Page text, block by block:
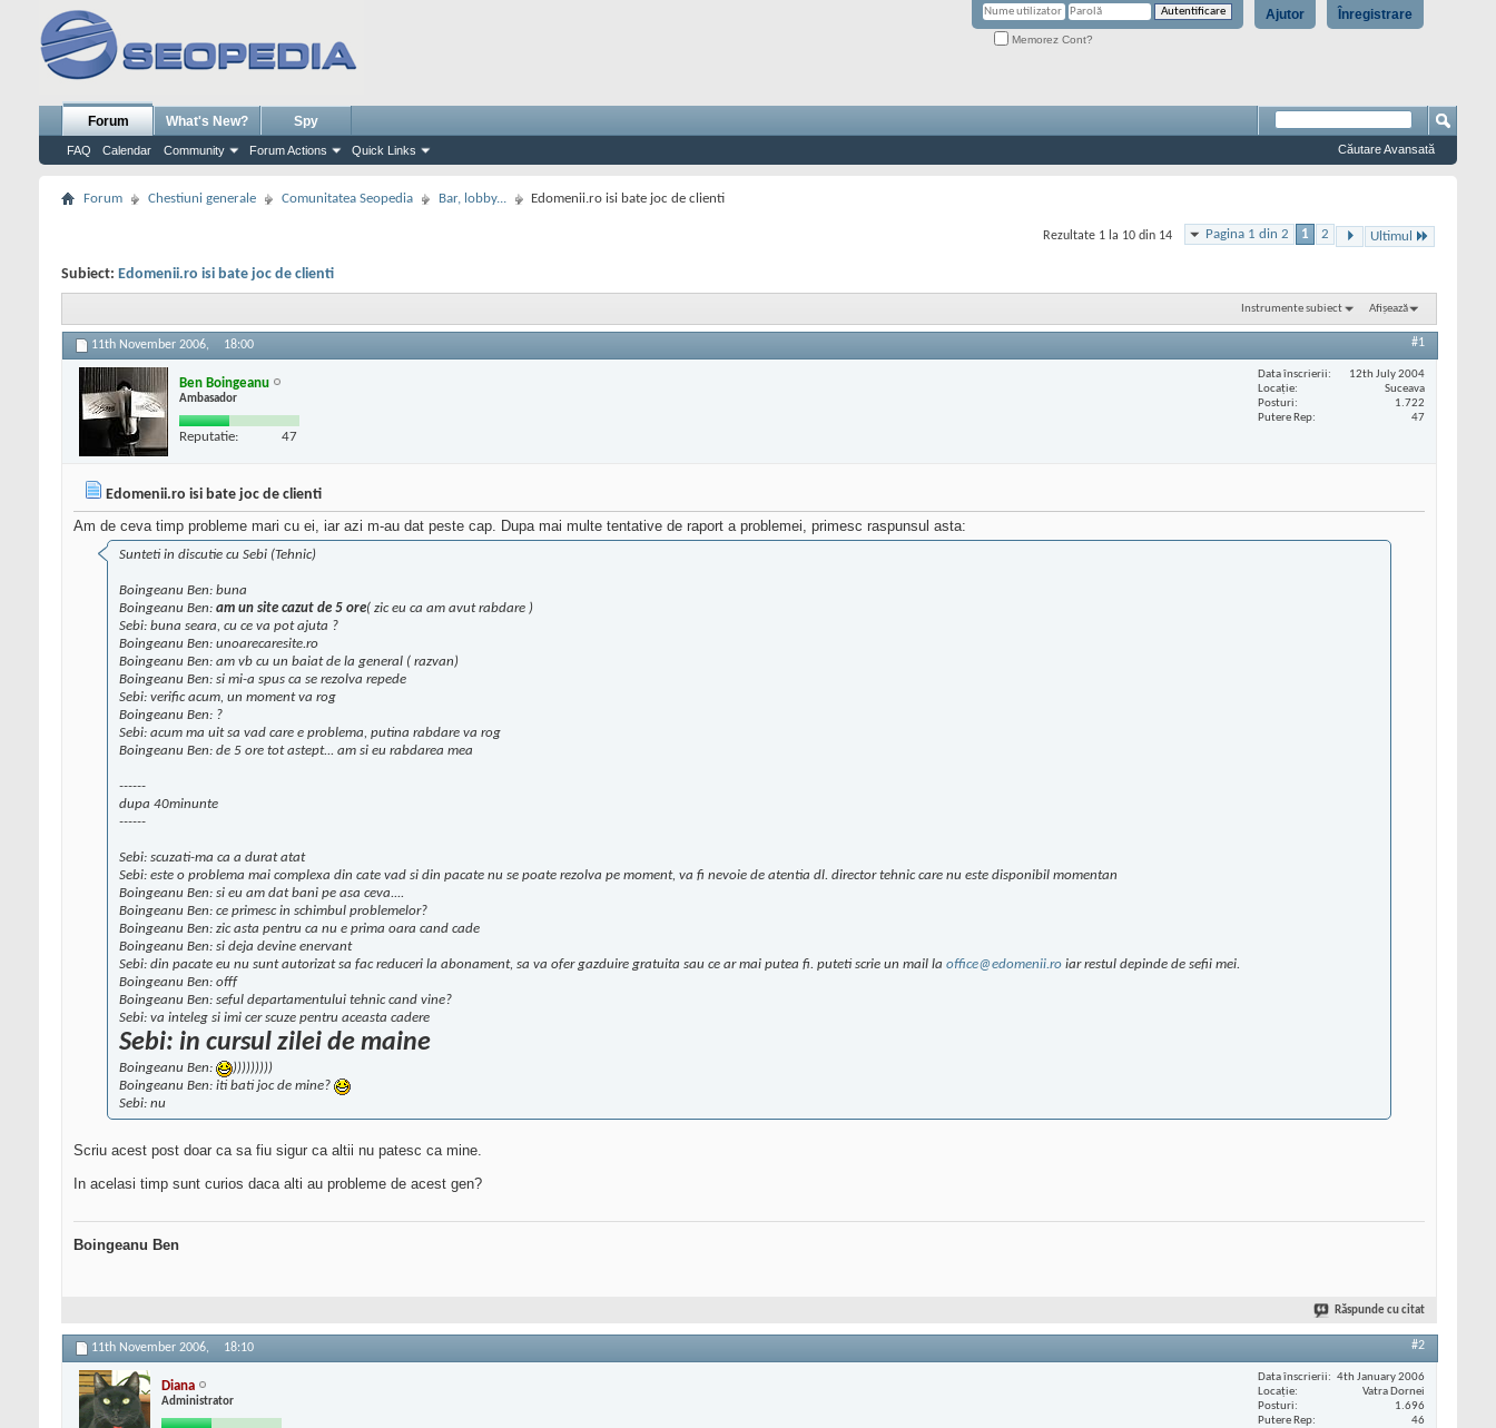
Înregistrare
Ajutor
Memorez Cont?
Forum
FAQ Calendar Community Forum Actions Quick Links
What's New? Spy
Căutare Avansată
Forum Chestiuni generale Comunitatea Seopedia Bar, lobby... Edomenii.ro isi bate joc de clienti
Pagina 1 din 2 1 2 Ultimul
Rezultate 1 la 10 din 14
Subiect: Edomenii.ro isi bate joc de clienti
Instrumente subiect Afișează
11th November 2006, 18:00 #1
Ben Boingeanu
Ambasador
Reputatie: 47
Data înscrierii
12th July 2004
Locaţie
Suceava
Posturi
1.722
Putere Rep
47
Edomenii.ro isi bate joc de clienti
Am de ceva timp probleme mari cu ei, iar azi m-au dat peste cap. Dupa mai multe tentative de raport a problemei, primesc raspunsul asta:
Sunteti in discutie cu Sebi (Tehnic)
Boingeanu Ben: buna
Boingeanu Ben: am un site cazut de 5 ore( zic eu ca am avut rabdare )
Sebi: buna seara, cu ce va pot ajuta ?
Boingeanu Ben: unoarecaresite.ro
Boingeanu Ben: am vb cu un baiat de la general ( razvan)
Boingeanu Ben: si mi-a spus ca se rezolva repede
Sebi: verific acum, un moment va rog
Boingeanu Ben: ?
Sebi: acum ma uit sa vad care e problema, putina rabdare va rog
Boingeanu Ben: de 5 ore tot astept... am si eu rabdarea mea
------
dupa 40minunte
------
Sebi: scuzati-ma ca a durat atat
Sebi: este o problema mai complexa din cate vad si din pacate nu se poate rezolva pe moment, va fi nevoie de atentia dl. director tehnic care nu este disponibil momentan
Boingeanu Ben: si eu am dat bani pe asa ceva....
Boingeanu Ben: ce primesc in schimbul problemelor?
Boingeanu Ben: zic asta pentru ca nu e prima oara cand cade
Boingeanu Ben: si deja devine enervant
Sebi: din pacate eu nu sunt autorizat sa fac reduceri la abonament, sa va ofer gazduire gratuita sau ce ar mai putea fi. puteti scrie un mail la office@edomenii.ro iar restul depinde de sefii mei.
Boingeanu Ben: offf
Boingeanu Ben: seful departamentului tehnic cand vine?
Sebi: va inteleg si imi cer scuze pentru aceasta cadere
Sebi: in cursul zilei de maine
Boingeanu Ben:
)))))))))
Boingeanu Ben: iti bati joc de mine?
Sebi: nu
Scriu acest post doar ca sa fiu sigur ca altii nu patesc ca mine.
In acelasi timp sunt curios daca alti au probleme de acest gen?
Boingeanu Ben
Răspunde cu citat
11th November 2006, 18:10 #2
Diana
Administrator
Data înscrierii
4th January 2006
Locaţie
Vatra Dornei
Posturi
1.696
Putere Rep
46